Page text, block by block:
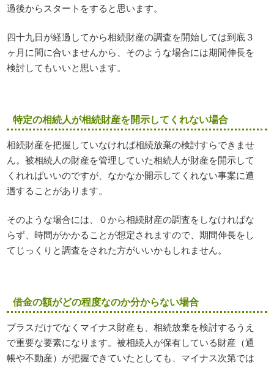
過後からスタートをすると思います。
四十九日が経過してから相続財産の調査を開始しては到底３
ヶ月に間に合いませんから、そのような場合には期間伸長を
検討してもいいと思います。
特定の相続人が相続財産を開示してくれない場合
相続財産を把握していなければ相続放棄の検討すらできませ
ん。被相続人の財産を管理していた相続人が財産を開示して
くれればいいのですが、なかなか開示してくれない事案に遭
遇することがあります。
そのような場合には、０から相続財産の調査をしなければな
らず、時間がかかることが想定されますので、期間伸長をし
てじっくりと調査をされた方がいいかもしれません。
借金の額がどの程度なのか分からない場合
プラスだけでなくマイナス財産も、相続放棄を検討するうえ
で重要な要素になります。被相続人が保有している財産（通
帳や不動産）が把握できていたとしても、マイナス次第では